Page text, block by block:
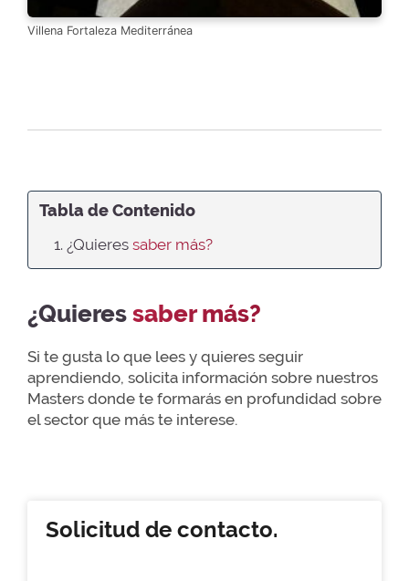
Villena Fortaleza Mediterránea
Tabla de Contenido
1. ¿Quieres saber más?
¿Quieressaber más?
Si te gusta lo que lees y quieres seguir
aprendiendo, solicita información sobre nuestros
Masters donde te formarás en profundidad sobre
el sector que más te interese.
Solicitud de contacto.